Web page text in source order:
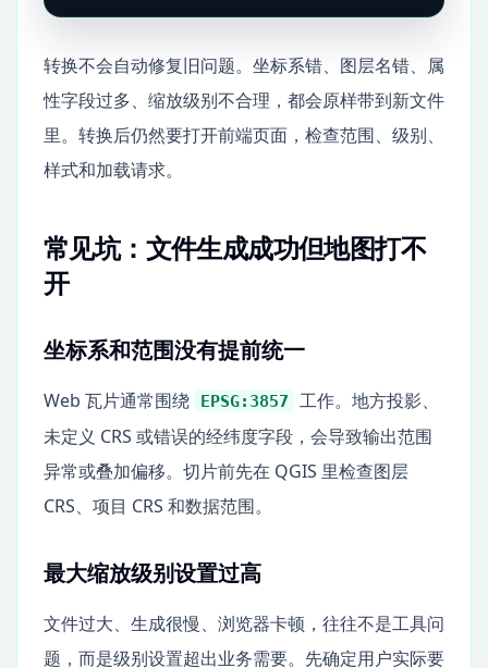
转换不会自动修复旧问题。坐标系错、图层名错、属
性字段过多、缩放级别不合理，都会原样带到新文件
里。转换后仍然要打开前端页面，检查范围、级别、
样式和加载请求。
常见坑：文件生成成功但地图打不
开
坐标系和范围没有提前统一
Web 瓦片通常围绕 EPSG:3857
工作。地方投影、
未定义 CRS 或错误的经纬度字段，会导致输出范围
异常或叠加偏移。切片前先在 QGIS 里检查图层
CRS、项目 CRS 和数据范围。
最大缩放级别设置过高
文件过大、生成很慢、浏览器卡顿，往往不是工具问
题，而是级别设置超出业务需要。先确定用户实际要